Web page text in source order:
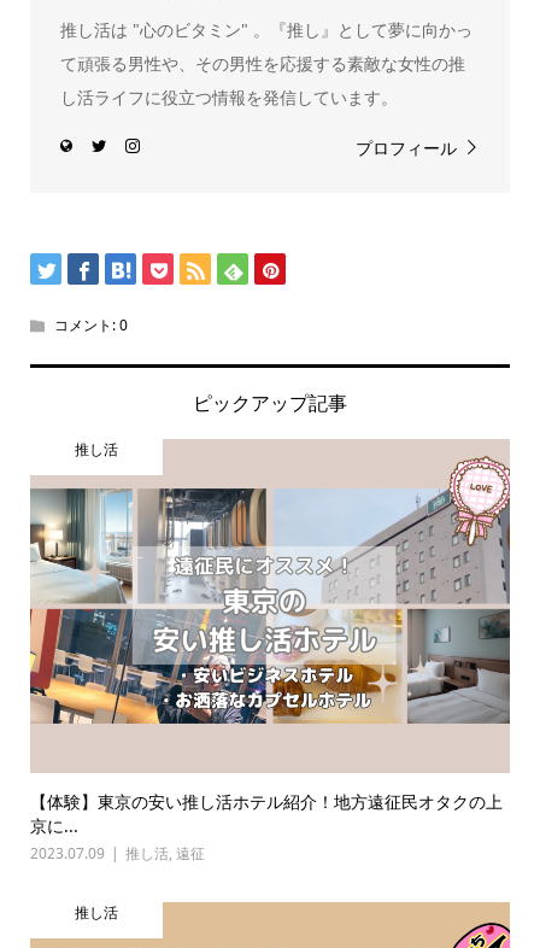
推し活は "心のビタミン" 。『推し』として夢に向かっ
て頑張る男性や、その男性を応援する素敵な女性の推
し活ライフに役立つ情報を発信しています。
プロフィール
コメント:0
ピックアップ記事
推し活
【体験】東京の安い推し活ホテル紹介！地方遠征民オタクの上
京に...
2023.07.09 推し活, 遠征
推し活